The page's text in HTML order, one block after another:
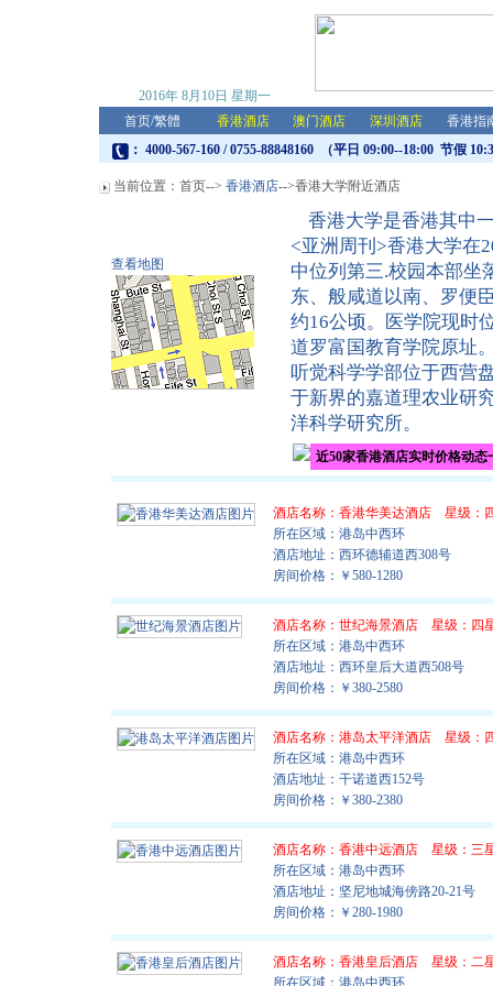
2016年 8月10日 星期一
首页/繁體 香港酒店 澳门酒店 深圳酒店
香港指
： 4000-567-160 / 0755-88848160 （平日 09:00--18:00 节假
当前位置： 首页--> 香港酒店-->香港大学附近酒店
查看地图
香港大学是香港其中
<亚洲周刊>香港大学在
中位列第三.校园本部坐
东、般咸道以南、罗便
约16公顷。医学院现时
道罗富国教育学院原址
听觉科学学部位于西营
于新界的嘉道理农业研
洋科学研究所。
近50家香港酒店实时价格动态
酒店名称： 香港华美达酒店
星级：
所在区域：港岛中西环
酒店地址：西环德辅道西308号
房间价格：￥580-1280
酒店名称： 世纪海景酒店
星级：四
所在区域：港岛中西环
酒店地址：西环皇后大道西508号
房间价格：￥380-2580
酒店名称： 港岛太平洋酒店
星级：
所在区域：港岛中西环
酒店地址：干诺道西152号
房间价格：￥380-2380
酒店名称： 香港中远酒店
星级：三
所在区域：港岛中西环
酒店地址：坚尼地城海傍路20-21号
房间价格：￥280-1980
酒店名称： 香港皇后酒店
星级：二
所在区域：港岛中西环